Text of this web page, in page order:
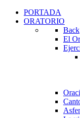
PORTADA
ORATORIO
Back
El